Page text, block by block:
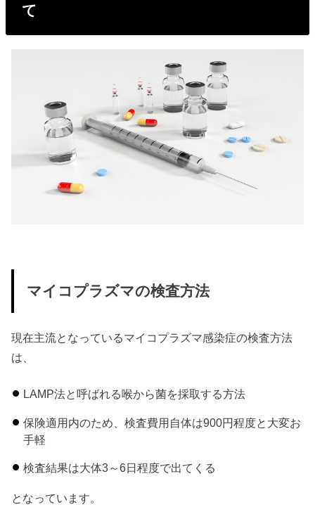
て
マイコプラズマの検査方法
現在主流となっているマイコプラズマ感染症の検査方法
は、
LAMP法と呼ばれる喉から菌を採取する方法
保険適用内のため、検査費用自体は900円程度と大変お
手軽
検査結果は大体3～6日程度で出てくる
となっています。